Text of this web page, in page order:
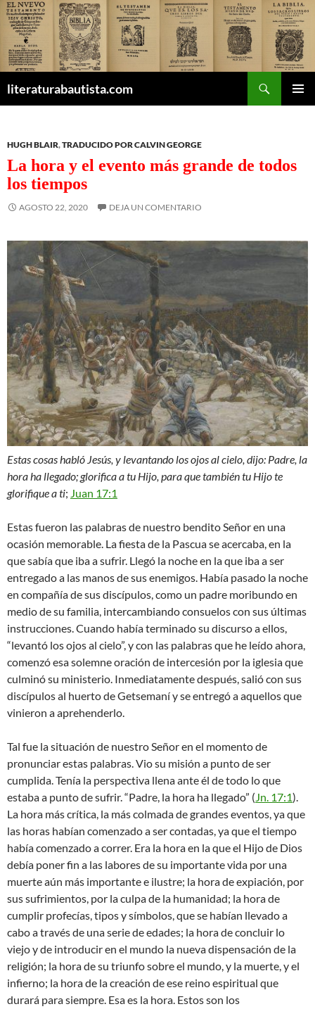
literaturabautista.com
HUGH BLAIR,TRADUCIDO POR CALVIN GEORGE
La hora y el evento más grande de todos
los tiempos
AGOSTO 22, 2020 DEJA UN COMENTARIO
Estas cosas habló Jesús, y levantando los ojos al cielo, dijo: Padre, la
hora ha llegado; glorifica a tu Hijo, para que también tu Hijo te
glorifique a ti; Juan 17:1
Estas fueron las palabras de nuestro bendito Señor en una
ocasión memorable. La fiesta de la Pascua se acercaba, en la
que sabía que iba a sufrir. Llegó la noche en la que iba a ser
entregado a las manos de sus enemigos. Había pasado la noche
en compañía de sus discípulos, como un padre moribundo en
medio de su familia, intercambiando consuelos con sus últimas
instrucciones. Cuando había terminado su discurso a ellos,
“levantó los ojos al cielo”, y con las palabras que he leído ahora,
comenzó esa solemne oración de intercesión por la iglesia que
culminó su ministerio. Inmediatamente después, salió con sus
discípulos al huerto de Getsemaní y se entregó a aquellos que
vinieron a aprehenderlo.
Tal fue la situación de nuestro Señor en el momento de
pronunciar estas palabras. Vio su misión a punto de ser
cumplida. Tenía la perspectiva llena ante él de todo lo que
estaba a punto de sufrir. “Padre, la hora ha llegado” (Jn. 17:1).
La hora más crítica, la más colmada de grandes eventos, ya que
las horas habían comenzado a ser contadas, ya que el tiempo
había comenzado a correr. Era la hora en la que el Hijo de Dios
debía poner fin a las labores de su importante vida por una
muerte aún más importante e ilustre; la hora de expiación, por
sus sufrimientos, por la culpa de la humanidad; la hora de
cumplir profecías, tipos y símbolos, que se habían llevado a
cabo a través de una serie de edades; la hora de concluir lo
viejo y de introducir en el mundo la nueva dispensación de la
religión; la hora de su triunfo sobre el mundo, y la muerte, y el
infierno; la hora de la creación de ese reino espiritual que
durará para siempre. Esa es la hora. Estos son los